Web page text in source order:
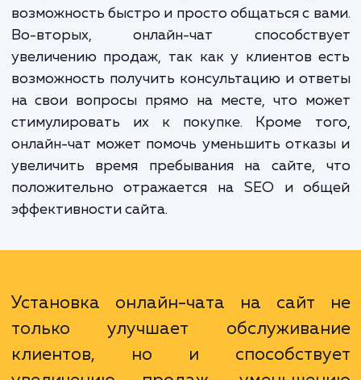
уровень удовлетворенности клиентов.
Преимущества установки онлайн-чата на
очевидны. Во-первых, это
обслуживание клиентов, так как они
возможность быстро и просто общаться с
Во-вторых, онлайн-чат
увеличению продаж, так как у клиентов
возможность получить консультацию и
стимулировать их к покупке. Кроме
увеличить время пребывания на сайте,
положительно отражается на SEO и
эффективности сайта.